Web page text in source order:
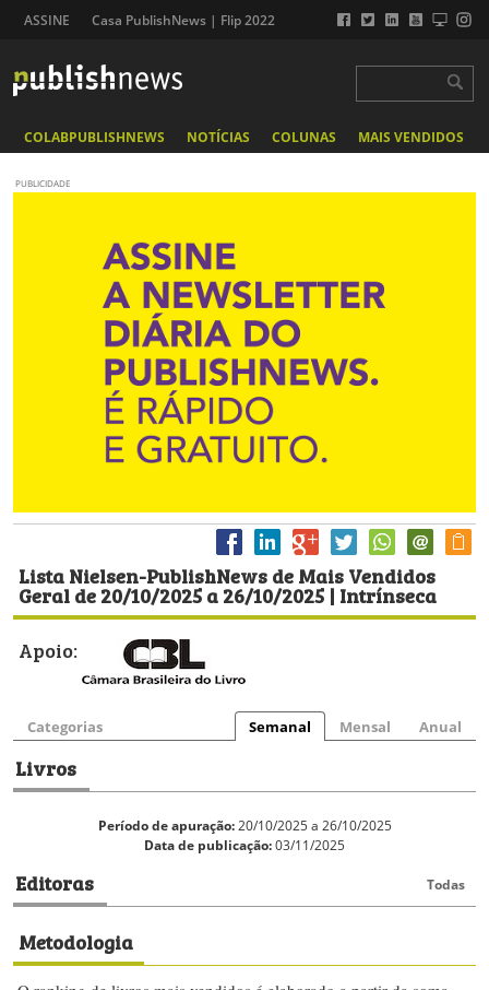
ASSINE Casa PublishNews | Flip 2022
COLABPUBLISHNEWS NOTÍCIAS COLUNAS MAIS VENDIDOS
PUBLICIDADE
Lista Nielsen-PublishNews de Mais Vendidos
Geral de 20/10/2025 a 26/10/2025 | Intrínseca
Apoio:
Categorias Semanal Mensal Anual
Livros
Período de apuração:20/10/2025 a 26/10/2025
Data de publicação:03/11/2025
Editoras Todas
Metodologia